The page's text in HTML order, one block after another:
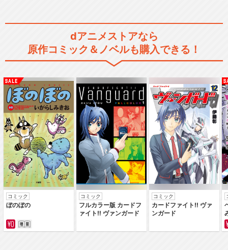
dアニメストアなら
原作コミック＆ノベルも購入できる！
コミック
ぼのぼの
コミック
フルカラー版 カードフ
ァイト‼ ヴァンガード
コミック
カードファイト‼ ヴァ
ンガード